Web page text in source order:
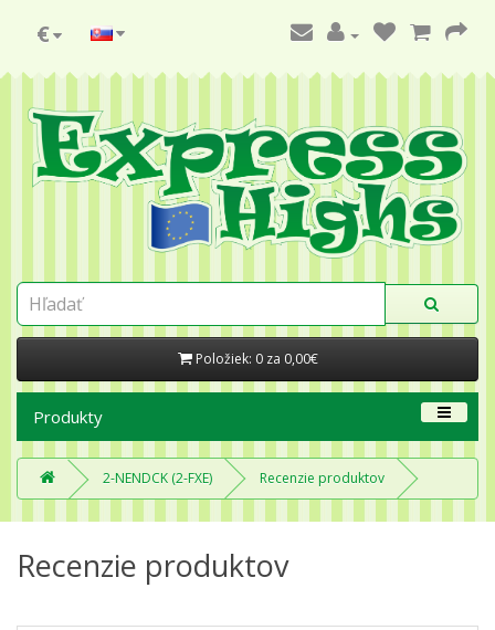
€
Položiek: 0 za 0,00€
Produkty
2-NENDCK (2-FXE) Recenzie produktov
Recenzie produktov